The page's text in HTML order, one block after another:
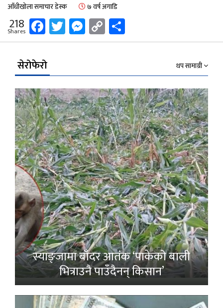
आँधीखोला समाचार डेस्क ७ वर्ष अगाडि
218
Shares Facebook
Twitter
Messenger
Copy
Link
सेरोफेरो थप सामाग्री
स्याङ्जामा बाँदर आतंक ‘पाकेको बाली
भित्राउनै पाउँदैनन् किसान’